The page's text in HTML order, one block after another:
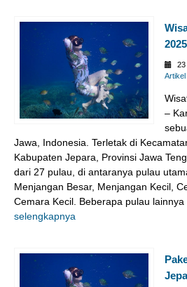
2025
23
Artikel
–
Jawa, Indonesia. Terletak di
Kabupaten Jepara, Provinsi Jawa
dari 27 pulau, di antaranya pulau
Menjangan Besar, Menjangan Kecil,
Cemara Kecil. Beberapa pulau lainnya
selengkapnya